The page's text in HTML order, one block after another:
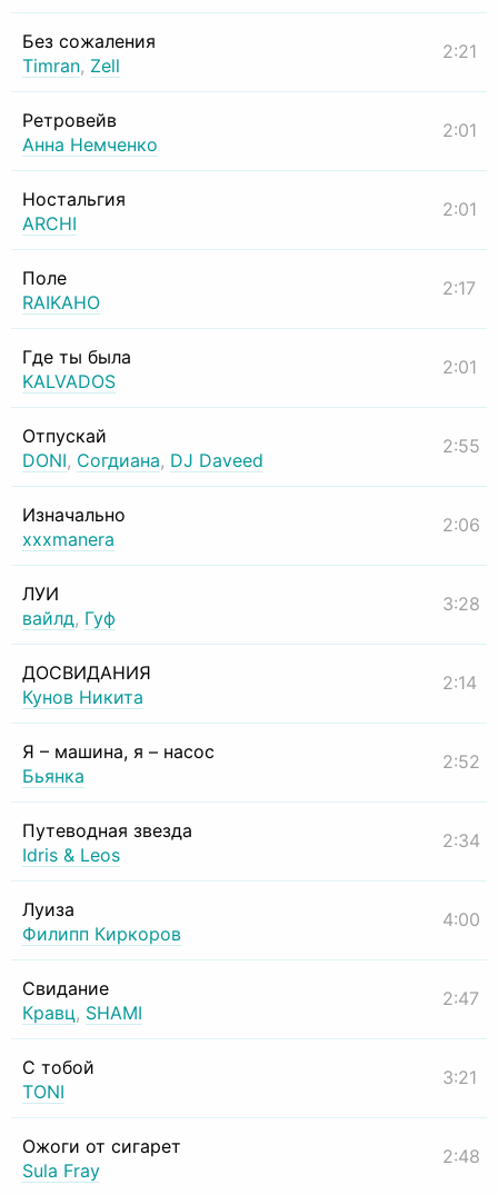
Без сожаления
Timran, Zell
2:21
Ретровейв
Анна Немченко
2:01
Ностальгия
ARCHI
2:01
Поле
RAIKAHO
2:17
Где ты была
KALVADOS
2:01
Отпускай
DONI, Согдиана, DJ Daveed
2:55
Изначально
xxxmanera
2:06
ЛУИ
вайлд, Гуф
3:28
ДОСВИДАНИЯ
Кунов Никита
2:14
Я – машина, я – насос
Бьянка
2:52
Путеводная звезда
Idris & Leos
2:34
Луиза
Филипп Киркоров
4:00
Свидание
Кравц, SHAMI
2:47
С тобой
TONI
3:21
Ожоги от сигарет
Sula Fray
2:48